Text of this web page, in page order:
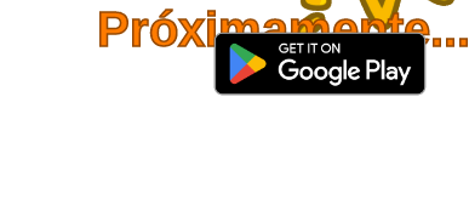
Próximamente...